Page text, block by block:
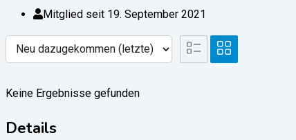
Mitglied seit 19. September 2021
Keine Ergebnisse gefunden
Details